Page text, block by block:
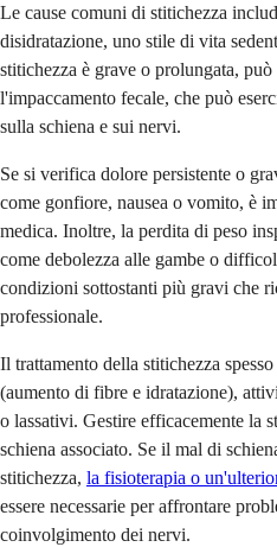
Le cause comuni di stitichezza
disidratazione, uno stile di vita
stitichezza è grave o prolungata,
l'impaccamento fecale, che può
sulla schiena e sui nervi.
Se si verifica dolore persistente o
come gonfiore, nausea o vomito, è
medica. Inoltre, la perdita di peso
come debolezza alle gambe o
condizioni sottostanti più gravi che
professionale.
Il trattamento della stitichezza
(aumento di fibre e idratazione),
o lassativi. Gestire efficacemente la
schiena associato. Se il mal di
stitichezza, la fisioterapia o
essere necessarie per affrontare
coinvolgimento dei nervi.